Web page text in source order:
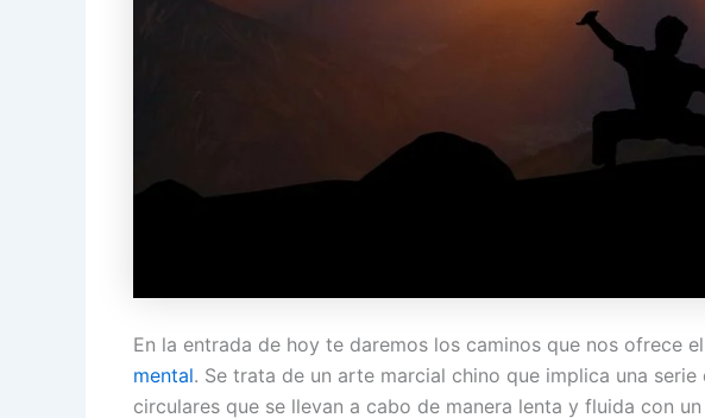
En la entrada de hoy te daremos los caminos que nos ofrece
mental. Se trata de un arte marcial chino que implica una
circulares que se llevan a cabo de manera lenta y fluida con